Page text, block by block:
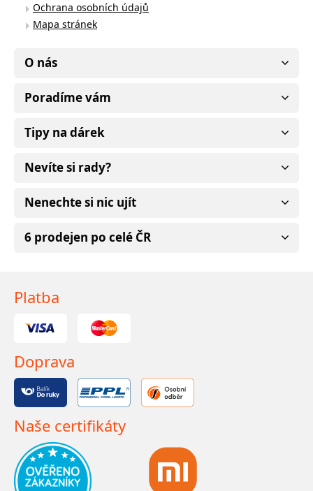
Ochrana osobních údajů
Mapa stránek
O nás
Poradíme vám
Tipy na dárek
Nevíte si rady?
Nenechte si nic ujít
6 prodejen po celé ČR
Platba
Doprava
Naše certifikáty